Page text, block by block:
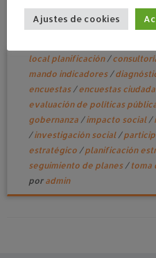
febrero 12, 2026enPlanes
local planificación /
mando indicadores /
encuestas /encuestas
evaluación de políticas
gobernanza /impacto social /
/investigación social /
estratégico /planificación
seguimiento de planes / toma
por admin
Ajustes de cookies